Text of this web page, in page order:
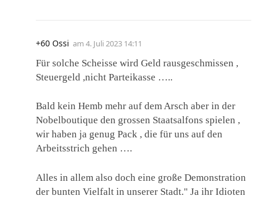
+60 Ossi am 4. Juli 2023 14:11
Für solche Scheisse wird Geld rausgeschmissen ,
Steuergeld ,nicht Parteikasse …..
Bald kein Hemb mehr auf dem Arsch aber in der
Nobelboutique den grossen Staatsalfons spielen ,
wir haben ja genug Pack , die für uns auf den
Arbeitsstrich gehen ….
Alles in allem also doch eine große Demonstration
der bunten Vielfalt in unserer Stadt." Ja ihr Idioten